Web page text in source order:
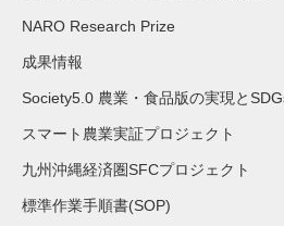
NARO Research Prize
成果情報
Society5.0 農業・食品版の実現と
スマート農業実証プロジェクト
九州沖縄経済圏SFCプロジェクト
標準作業手順書(SOP)